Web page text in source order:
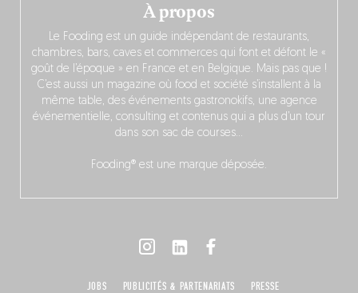
À propos
Le Fooding est un guide indépendant de restaurants,
chambres, bars, caves et commerces qui font et défont le «
goût de l’époque » en France et en Belgique. Mais pas que !
C’est aussi un magazine où food et société s’installent à la
même table, des événements gastronokifs, une agence
événementielle, consulting et contenus qui a plus d’un tour
dans son sac de courses…
Fooding® est une marque déposée.
JOBS PUBLICITÉS & PARTENARIATS PRESSE